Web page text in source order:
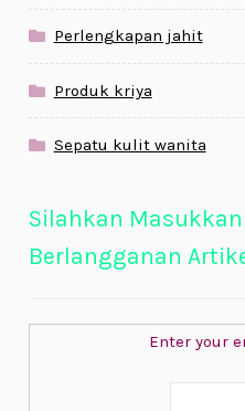
Perlengkapan jahit
Produk kriya
Sepatu kulit wanita
Silahkan
Berlangganan
Enter your